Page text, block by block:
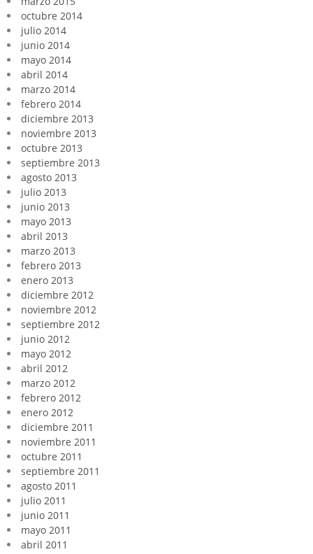
octubre 2014
julio 2014
junio 2014
mayo 2014
abril 2014
marzo 2014
febrero 2014
diciembre 2013
noviembre 2013
octubre 2013
septiembre 2013
agosto 2013
julio 2013
junio 2013
mayo 2013
abril 2013
marzo 2013
febrero 2013
enero 2013
diciembre 2012
noviembre 2012
septiembre 2012
junio 2012
mayo 2012
abril 2012
marzo 2012
febrero 2012
enero 2012
diciembre 2011
noviembre 2011
octubre 2011
septiembre 2011
agosto 2011
julio 2011
junio 2011
mayo 2011
abril 2011